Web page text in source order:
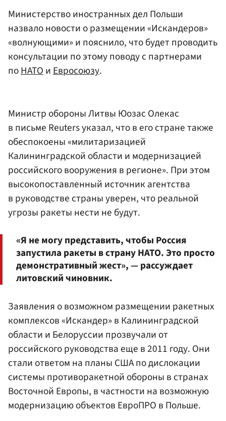
Министерство иностранных дел Польши
назвало новости о размещении «Искандеров»
«волнующими» и пояснило, что будет проводить
консультации по этому поводу с партнерами
поНАТОиЕвросоюзу.
Министр обороны Литвы Юозас Олекас
в письме Reuters указал, что в его стране также
обеспокоены «милитаризацией
Калининградской области и модернизацией
российского вооружения в регионе». При этом
высокопоставленный источник агентства
в руководстве страны уверен, что реальной
угрозы ракеты нести не будут.
«Я не могу представить, чтобы Россия
запустила ракеты в страну НАТО. Это просто
демонстративный жест», — рассуждает
литовский чиновник.
Заявления о возможном размещении ракетных
комплексов «Искандер» в Калининградской
области и Белоруссии прозвучали от
российского руководства еще в 2011 году. Они
стали ответом на планы США по дислокации
системы противоракетной обороны в странах
Восточной Европы, в частности на возможную
модернизацию объектов ЕвроПРО в Польше.